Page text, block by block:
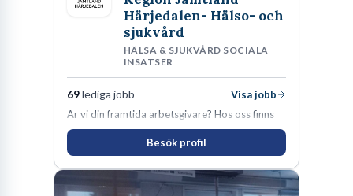
Härjedalen- Hälso- och
sjukvård
HÄLSA & SJUKVÅRD SOCIALA
INSATSER
69lediga jobb
Visa jobb
Är vi din framtida arbetsgivare? Hos oss finns
engagemang, vilja och hjärta. Här uppmuntras
du alltid till utveckling! Vårt forskningsklimat är
oförskämt bra. Erfarna och engagerande
medarbetare gör att utvecklingen hos oss går i
snabb takt. Här hittar du en av landets mest
Besök profil